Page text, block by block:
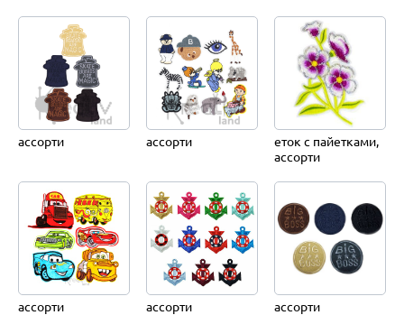
ассорти ассорти
еток с пайетками,
ассорти
ассорти ассорти ассорти